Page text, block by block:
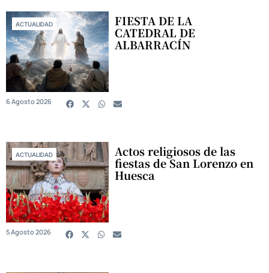
ACTUALIDAD FIESTA DE LA
CATEDRAL DE
ALBARRACÍN
6 Agosto 2026
ACTUALIDAD Actos religiosos de las
fiestas de San Lorenzo en
Huesca
5 Agosto 2026